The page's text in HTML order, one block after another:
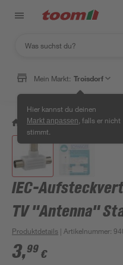
Mein Markt: Troisdorf
Hier kannst du deinen
Markt anpassen , falls er nicht
stimmt.
/ Bauen & Renovieren /
IEC-
TV "Antenna"
Produktdetails | Artikelnummer:
3,99 €